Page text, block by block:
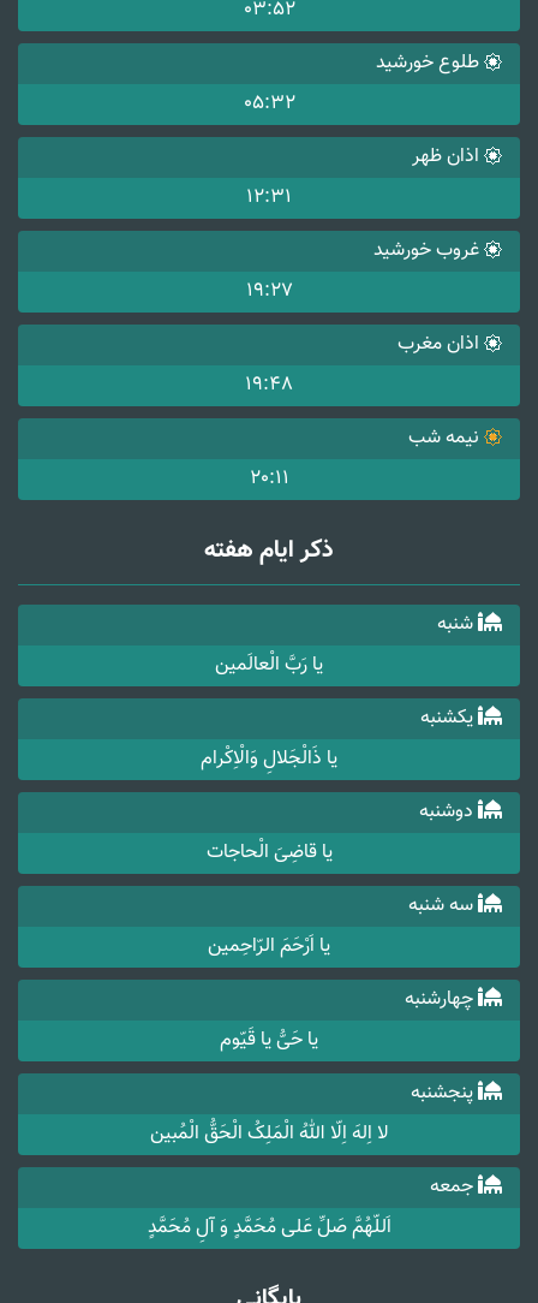
03:52
طلوع خورشید
05:32
اذان ظهر
12:31
غروب خورشید
19:27
اذان مغرب
19:48
نیمه شب
20:11
ذکر ایام هفته
شنبه
یا رَبَّ الْعالَمین
یکشنبه
یا ذَالْجَلالِ وَالْاِکْرام
دوشنبه
یا قاضِیَ الْحاجات
سه شنبه
یا اَرْحَمَ الرّاحِمین
چهارشنبه
یا حَیُّ یا قَیّوم
پنجشنبه
لا اِلهَ اِلّا اللهُ الْمَلِکُ الْحَقُّ الْمُبین
جمعه
اَللّهُمَّ صَلِّ عَلی مُحَمَّدٍ وَ آلِ مُحَمَّدٍ